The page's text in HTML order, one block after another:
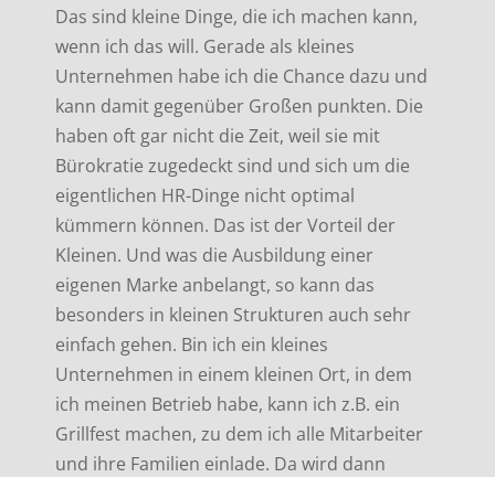
Das sind kleine Dinge, die ich machen kann,
wenn ich das will. Gerade als kleines
Unternehmen habe ich die Chance dazu und
kann damit gegenüber Großen punkten. Die
haben oft gar nicht die Zeit, weil sie mit
Bürokratie zugedeckt sind und sich um die
eigentlichen HR-Dinge nicht optimal
kümmern können. Das ist der Vorteil der
Kleinen. Und was die Ausbildung einer
eigenen Marke anbelangt, so kann das
besonders in kleinen Strukturen auch sehr
einfach gehen. Bin ich ein kleines
Unternehmen in einem kleinen Ort, in dem
ich meinen Betrieb habe, kann ich z.B. ein
Grillfest machen, zu dem ich alle Mitarbeiter
und ihre Familien einlade. Da wird dann